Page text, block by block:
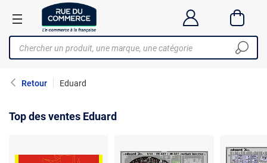
Retour Eduard
Top des ventes Eduard